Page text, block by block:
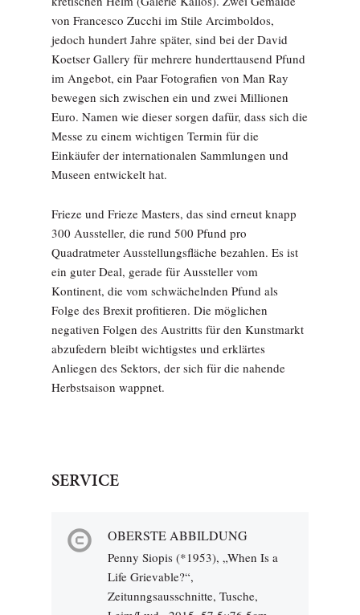
von Francesco Zucchi im Stile Arcimboldos,
jedoch hundert Jahre später, sind bei der David
Koetser Gallery für mehrere hunderttausend Pfund
im Angebot, ein Paar Fotografien von Man Ray
bewegen sich zwischen ein und zwei Millionen
Euro. Namen wie dieser sorgen dafür, dass sich die
Messe zu einem wichtigen Termin für die
Einkäufer der internationalen Sammlungen und
Museen entwickelt hat.
Frieze und Frieze Masters, das sind erneut knapp
300 Aussteller, die rund 500 Pfund pro
Quadratmeter Ausstellungsfläche bezahlen. Es ist
ein guter Deal, gerade für Aussteller vom
Kontinent, die vom schwächelnden Pfund als
Folge des Brexit profitieren. Die möglichen
negativen Folgen des Austritts für den Kunstmarkt
abzufedern bleibt wichtigstes und erklärtes
Anliegen des Sektors, der sich für die nahende
Herbstsaison wappnet.
SERVICE
OBERSTE ABBILDUNG
Penny Siopis (*1953), „When Is a
Life Grievable?“,
Zeitunngsausschnitte, Tusche,